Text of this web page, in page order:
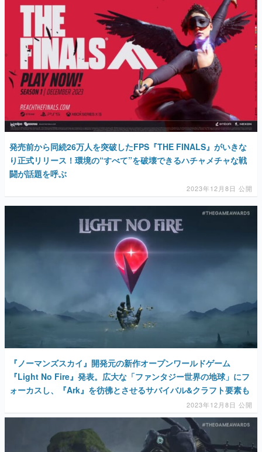
発売前から同続26万人を突破したFPS『THE FINALS』がいきな
り正式リリース！環境の“すべて”を破壊できるハチャメチャな戦
闘が話題を呼ぶ
2023年12月8日 公開
『ノーマンズスカイ』開発元の新作オープンワールドゲーム
『Light No Fire』発表。広大な「ファンタジー世界の地球」にフ
ォーカスし、『Ark』を彷彿とさせるサバイバル&クラフト要素も
2023年12月8日 公開